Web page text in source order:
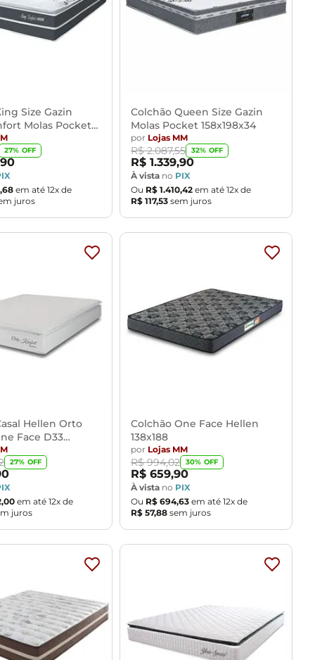
Size Gazin
Molas Pocket
27% OFF
90
,68 em até 12x de
juros
Colchão Queen Size Gazin
Molas Pocket 158x198x34
por Lojas MM
R$ 2.087,55 32% OFF
R$ 1.339,90
À vista no PIX
Ou R$ 1.410,42 em até 12x de
R$ 117,53 sem juros
Hellen Orto
Face D33
27% OFF
,00 em até 12x de
juros
Colchão One Face Hellen
138x188
por Lojas MM
R$ 994,02 30% OFF
R$ 659,90
À vista no PIX
Ou R$ 694,63 em até 12x de
R$ 57,88 sem juros